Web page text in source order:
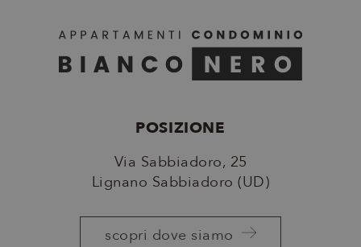
POSIZIONE
Via Sabbiadoro, 25
Lignano Sabbiadoro (UD)
scopri dove siamo
www.bianconerolignano.it
_GRECAPTCHA
Google LLC
Privacy Policy